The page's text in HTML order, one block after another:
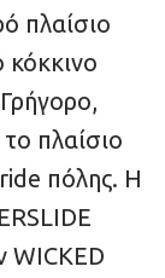
πλαίσιο
κόκκινο
πλαίσιο
πόλης. Η
WICKED